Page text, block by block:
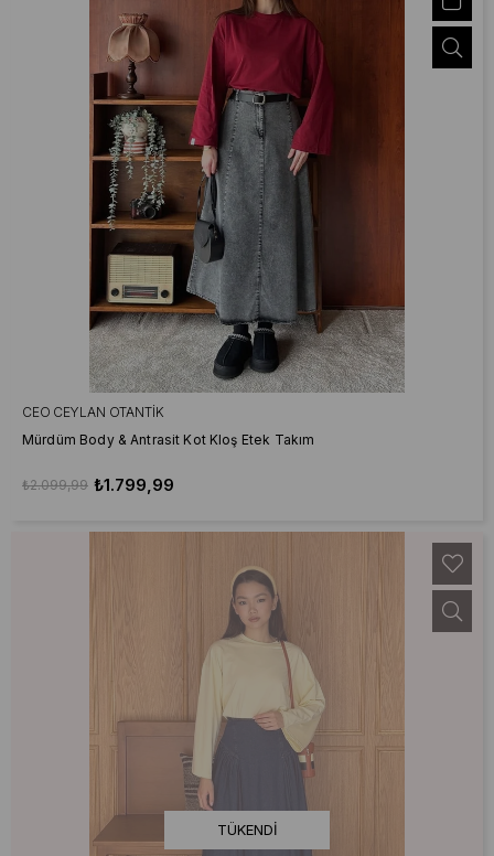
CEO CEYLAN OTANTIK
Mürdüm Body & Antrasit Kot Kloş Etek Takım
₺1.799,99
₺2.099,99
TÜKENDI